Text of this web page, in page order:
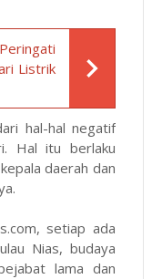
Listrik
hal-hal negatif
Hal itu berlaku
daerah dan
, setiap ada
Nias, budaya
lama dan